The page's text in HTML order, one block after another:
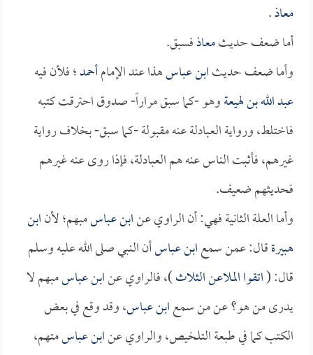
معاذ.
أما ضعف حديثمعاذفسبق.
وأما ضعف حديثابن عباسهذا عند الإمامأحمد؛ فلأن فيه
عبد الله بن لهيعةوهو -كما سبق مراراً- صدوق احترقت كتبه
فاختلط، ورواية العبادلة عنه مقبولة -كما سبق- بخلاف رواية
غيرهم، فأثبت الناس عنه هم العبادلة، فإذا روى عنه غيرهم
فحديثهم ضعيف.
وأما العلة الثانية فهي: أن الراوي عنابن عباسمبهم؛ لأنابن
هبيرةقال: عمن سمعابن عباسأن النبي صلى الله عليه وسلم
قال: (اتقوا الملاعن الثلاث)، فالراوي عنابن عباسمبهم لا
يدرى من هو؟ عن من سمعابن عباس، وقد وقع في بعض
الكتب كما في طبعة التلخيص، والراوي عنابن عباسمتهم،